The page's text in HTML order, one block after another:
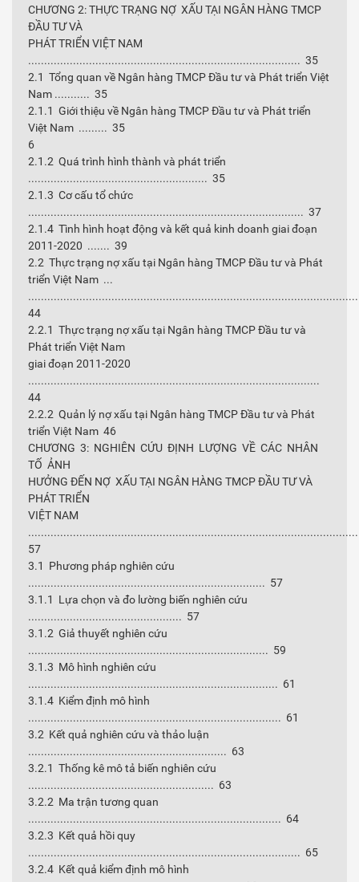
CHƯƠNG 2: THỰC TRẠNG NỢ XẤU TẠI NGÂN HÀNG TMCP
ĐẦU TƯ VÀ
PHÁT TRIỂN VIỆT NAM
..................................................................................... 35
2.1 Tổng quan về Ngân hàng TMCP Đầu tư và Phát triển Việt
Nam ........... 35
2.1.1 Giới thiệu về Ngân hàng TMCP Đầu tư và Phát triển
Việt Nam ......... 35
6
2.1.2 Quá trình hình thành và phát triển
........................................................ 35
2.1.3 Cơ cấu tổ chức
...................................................................................... 37
2.1.4 Tình hình hoạt động và kết quả kinh doanh giai đoạn
2011-2020 ....... 39
2.2 Thực trạng nợ xấu tại Ngân hàng TMCP Đầu tư và Phát
triển Việt Nam ...
44
2.2.1 Thực trạng nợ xấu tại Ngân hàng TMCP Đầu tư và
Phát triển Việt Nam
giai đoạn 2011-2020
...........................................................................................
44
2.2.2 Quản lý nợ xấu tại Ngân hàng TMCP Đầu tư và Phát
triển Việt Nam 46
CHƯƠNG 3: NGHIÊN CỨU ĐỊNH LƯỢNG VỀ CÁC NHÂN
TỐ ẢNH
HƯỞNG ĐẾN NỢ XẤU TẠI NGÂN HÀNG TMCP ĐẦU TƯ VÀ
PHÁT TRIỂN
VIỆT NAM
57
3.1 Phương pháp nghiên cứu
.......................................................................... 57
3.1.1 Lựa chọn và đo lường biến nghiên cứu
................................................ 57
3.1.2 Giả thuyết nghiên cứu
........................................................................... 59
3.1.3 Mô hình nghiên cứu
.............................................................................. 61
3.1.4 Kiểm định mô hình
............................................................................... 61
3.2 Kết quả nghiên cứu và thảo luận
.............................................................. 63
3.2.1 Thống kê mô tả biến nghiên cứu
.......................................................... 63
3.2.2 Ma trận tương quan
............................................................................... 64
3.2.3 Kết quả hồi quy
..................................................................................... 65
3.2.4 Kết quả kiểm định mô hình